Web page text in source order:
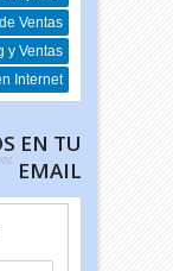
Ventas
y Ventas
Internet
EN TU
EMAIL